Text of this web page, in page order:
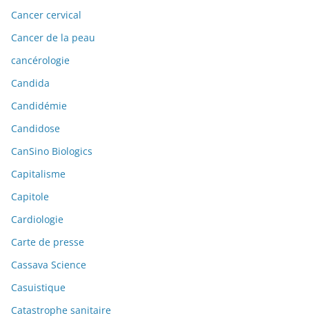
Cancer cervical
Cancer de la peau
cancérologie
Candida
Candidémie
Candidose
CanSino Biologics
Capitalisme
Capitole
Cardiologie
Carte de presse
Cassava Science
Casuistique
Catastrophe sanitaire